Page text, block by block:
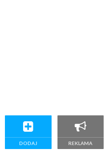
DODAJ REKLAMA